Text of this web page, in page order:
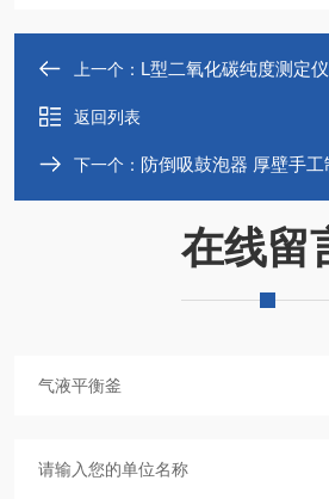
上一个： L型二氧化碳纯度测定仪
返回列表
下一个： 防倒吸鼓泡器 厚壁手
在线留